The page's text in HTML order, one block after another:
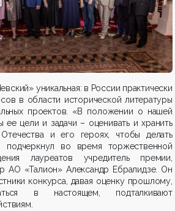
уникальная: в России практически
в области исторической литературы
проектов. «В положении о нашей
ее цели и задачи – оценивать и хранить
и его героях, чтобы делать
во время торжественной
лауреатов учредитель премии,
АО «Талион» Александр Ебралидзе. Он
конкурса, давая оценку прошлому,
в настоящем, подталкивают